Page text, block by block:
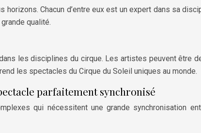
horizons. Chacun d’entre eux est un expert dans sa
qualité.
les disciplines du cirque. Les artistes peuvent être
les spectacles du Cirque du Soleil uniques au monde.
parfaitement synchronisé
qui nécessitent une grande synchronisation